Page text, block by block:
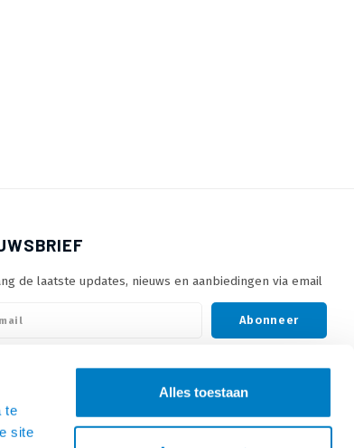
te
site
Alles toestaan
de laatste updates, nieuws en aanbiedingen via email
Abonneer